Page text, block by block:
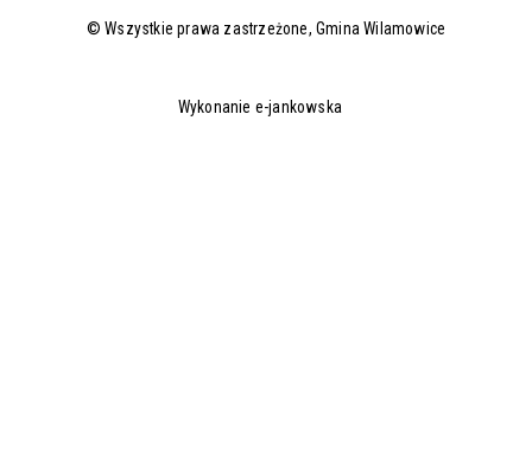
© Wszystkie prawa zastrzeżone, Gmina Wilamowice
Wykonanie e-jankowska